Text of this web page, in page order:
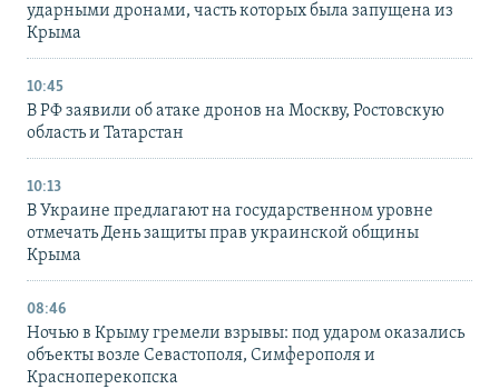
ударными дронами, часть которых была запущена из
Крыма
10:45
В РФ заявили об атаке дронов на Москву, Ростовскую
область и Татарстан
10:13
В Украине предлагают на государственном уровне
отмечать День защиты прав украинской общины
Крыма
08:46
Ночью в Крыму гремели взрывы: под ударом оказались
объекты возле Севастополя, Симферополя и
Красноперекопска